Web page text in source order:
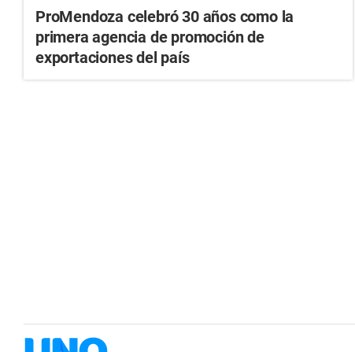
ProMendoza celebró 30 años como la
primera agencia de promoción de
exportaciones del país